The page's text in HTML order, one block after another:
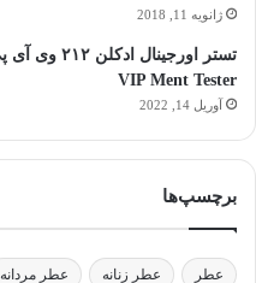
ژانویه 11, 2018
VIP Ment Tester
آوریل 14, 2022
برچسپ‌ها
عطر عطر زنانه عطر مردانه